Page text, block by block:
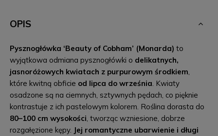
OPIS
Pysznogłówka ‘Beauty of Cobham’ (Monarda) to
wyjątkowa odmiana pysznogłówki o delikatnych,
jasnoróżowych kwiatach z purpurowym środkiem
które kwitną obficie od lipca do września . Kwiaty
osadzone są na ciemnych, sztywnych pędach, co pięknie
kontrastuje z ich pastelowym kolorem. Roślina dorasta do
80–100 cm wysokości , tworząc wzniesione, dobrze
rozgałęzione kępy. Jej romantyczne ubarwienie i długi